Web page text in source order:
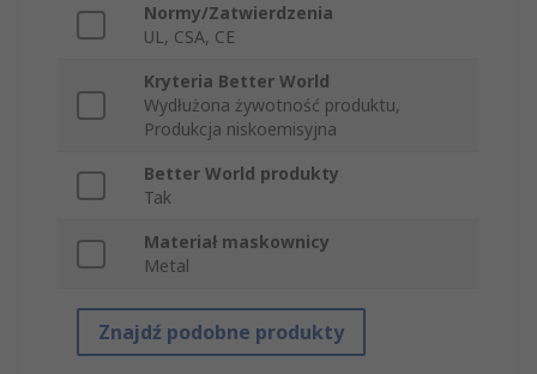
Normy/Zatwierdzenia
UL, CSA, CE
Kryteria Better World
Wydłużona żywotność produktu,
Produkcja niskoemisyjna
Better World produkty
Tak
Materiał maskownicy
Metal
Znajdź podobne produkty